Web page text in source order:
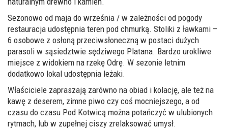
Sezonowo od maja do września / w zależności od pogody
restauracja udostępnia teren pod chmurką. Stoliki z ławkami –
6 osobowe z osłoną przeciwsłoneczną w postaci dużych
parasoli w sąsiedztwie sędziwego Platana. Bardzo urokliwe
miejsce z widokiem na rzekę Odrę. W sezonie letnim
dodatkowo lokal udostępnia leżaki.
Właściciele zapraszają zarówno na obiad i kolację, ale też na
kawę z deserem, zimne piwo czy coś mocniejszego, a od
czasu do czasu Pod Kotwicą można potańczyć w ulubionych
rytmach, lub w zupełnej ciszy zrelaksować umysł.